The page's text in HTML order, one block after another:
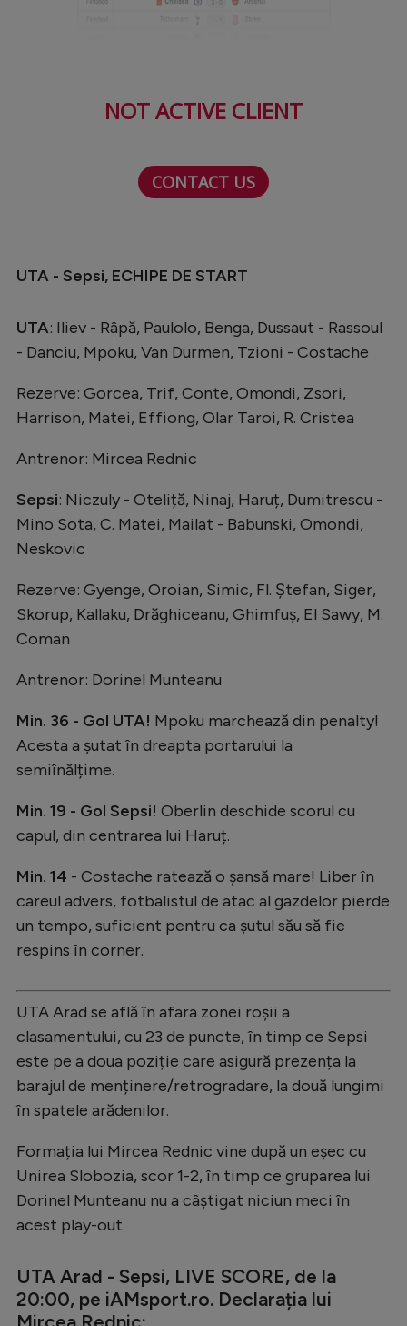
Natație
Gimnastică
Alte sporturi
JO 2024
JO 2026
Intră în cont
NOT ACTIVE CLIENT
CONTACT US
UTA - Sepsi, ECHIPE DE START
UTA: Iliev - Râpă, Paulolo, Benga, Dussaut - Rassoul
- Danciu, Mpoku, Van Durmen, Tzioni - Costache
Rezerve: Gorcea, Trif, Conte, Omondi, Zsori,
Harrison, Matei, Effiong, Olar Taroi, R. Cristea
Antrenor: Mircea Rednic
Sepsi: Niczuly - Oteliță, Ninaj, Haruț, Dumitrescu -
Mino Sota, C. Matei, Mailat - Babunski, Omondi,
Neskovic
Rezerve: Gyenge, Oroian, Simic, Fl. Ștefan, Siger,
Skorup, Kallaku, Drăghiceanu, Ghimfuș, El Sawy, M.
Coman
Antrenor: Dorinel Munteanu
Min. 36 - Gol UTA! Mpoku marchează din penalty!
Acesta a șutat în dreapta portarului la
semiînălțime.
Min. 19 - Gol Sepsi! Oberlin deschide scorul cu
capul, din centrarea lui Haruț.
Min. 14 - Costache ratează o șansă mare! Liber în
careul advers, fotbalistul de atac al gazdelor pierde
un tempo, suficient pentru ca șutul său să fie
respins în corner.
UTA Arad se află în afara zonei roșii a
clasamentului, cu 23 de puncte, în timp ce Sepsi
este pe a doua poziție care asigură prezența la
barajul de menținere/retrogradare, la două lungimi
în spatele arădenilor.
Formația lui Mircea Rednic vine după un eșec cu
Unirea Slobozia, scor 1-2, în timp ce gruparea lui
Dorinel Munteanu nu a câștigat niciun meci în
acest play-out.
UTA Arad - Sepsi, LIVE SCORE, de la
20:00, pe iAMsport.ro. Declarația lui